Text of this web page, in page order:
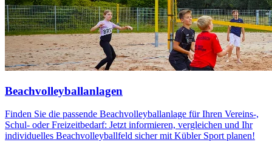
Beachvolleyballanlagen
Finden Sie die passende Beachvolleyballanlage für Ihren Vereins-,
Schul- oder Freizeitbedarf: Jetzt informieren, vergleichen und Ihr
individuelles Beachvolleyballfeld sicher mit Kübler Sport planen!